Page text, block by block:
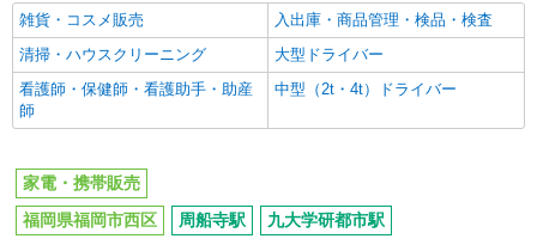
雑貨・コスメ販売
入出庫・商品管理・検品・検査
清掃・ハウスクリーニング
大型ドライバー
看護師・保健師・看護助手・助産
師
中型（2t・4t）ドライバー
家電・携帯販売
福岡県福岡市西区
周船寺駅 九大学研都市駅